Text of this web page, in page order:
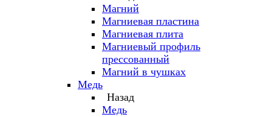
Магний
Магниевая пластина
Магниевая плита
Магниевый профиль
прессованный
Магний в чушках
Медь
Назад
Медь